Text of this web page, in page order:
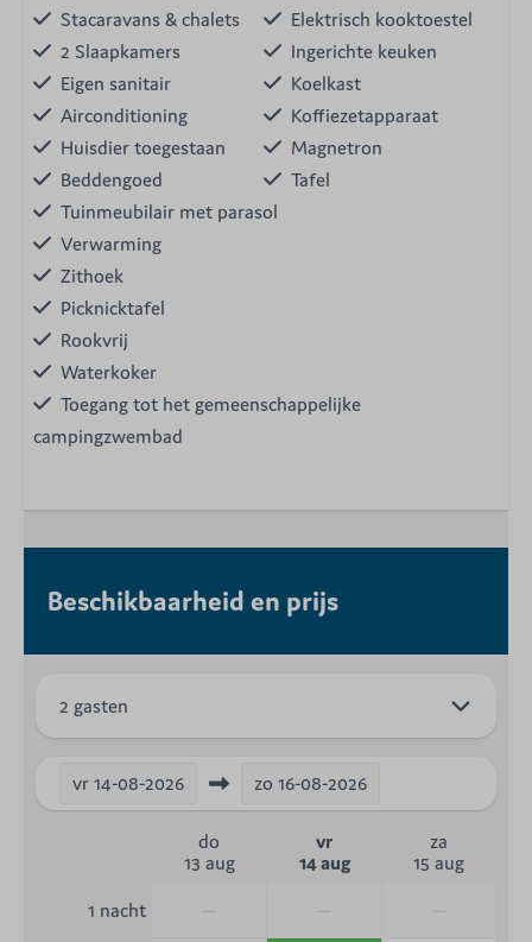
Stacaravans & chalets
2 Slaapkamers
Eigen sanitair
Airconditioning
Huisdier toegestaan
Beddengoed
Elektrisch kooktoestel
Ingerichte keuken
Koelkast
Koffiezetapparaat
Magnetron
Tafel
Tuinmeubilair met parasol
Verwarming
Zithoek
Picknicktafel
Rookvrij
Waterkoker
Toegang tot het gemeenschappelijke
campingzwembad
Beschikbaarheid en prijs
2 gasten
vr 14-08-2026 zo 16-08-2026
do
13 aug
vr
14 aug
za
15 aug
1 nacht